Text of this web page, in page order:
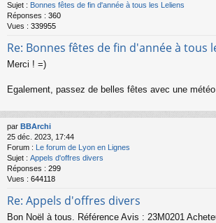
Sujet : Bonnes fêtes de fin d'année à tous les Leliens
Réponses : 360
Vues : 339955
Re: Bonnes fêtes de fin d'année à tous
Merci ! =)
Egalement, passez de belles fêtes avec une
par BBArchi
25 déc. 2023, 17:44
Forum : Le forum de Lyon en Lignes
Sujet : Appels d'offres divers
Réponses : 299
Vues : 644118
Re: Appels d'offres divers
Bon Noël à tous. Référence Avis : 23M0201